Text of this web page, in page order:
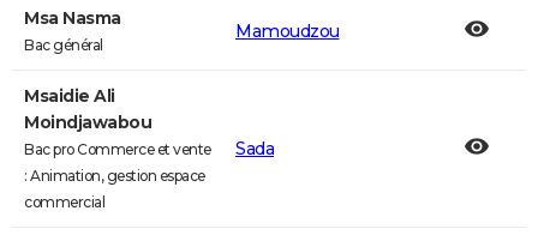
Msa Nasma
Bac général
Mamoudzou
Msaidie Ali
Moindjawabou
Bac pro Commerce et vente
: Animation, gestion espace
commercial
Sada